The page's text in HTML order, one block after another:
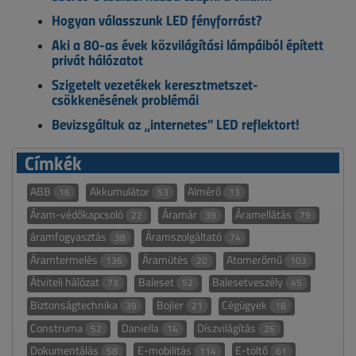
Hogyan válasszunk LED fényforrást?
Aki a 80-as évek közvilágítási lámpáiból épített
privát hálózatot
Szigetelt vezetékek keresztmetszet-
csökkenésének problémái
Bevizsgáltuk az „internetes” LED reflektort!
Címkék
ABB 16 Akkumulátor 53 Almérő 13
Áram-védőkapcsoló 22 Áramár 39 Áramellátás 79
áramfogyasztás 38 Áramszolgáltató 74
Áramtermelés 136 Áramütés 20 Atomerőmű 103
Átviteli hálózat 73 Baleset 52 Balesetveszély 45
Biztonságtechnika 39 Bojler 21 Cégügyek 18
Construma 52 Daniella 14 Díszvilágítás 26
Dokumentálás 58 E-mobilitás 114 E-töltő 61